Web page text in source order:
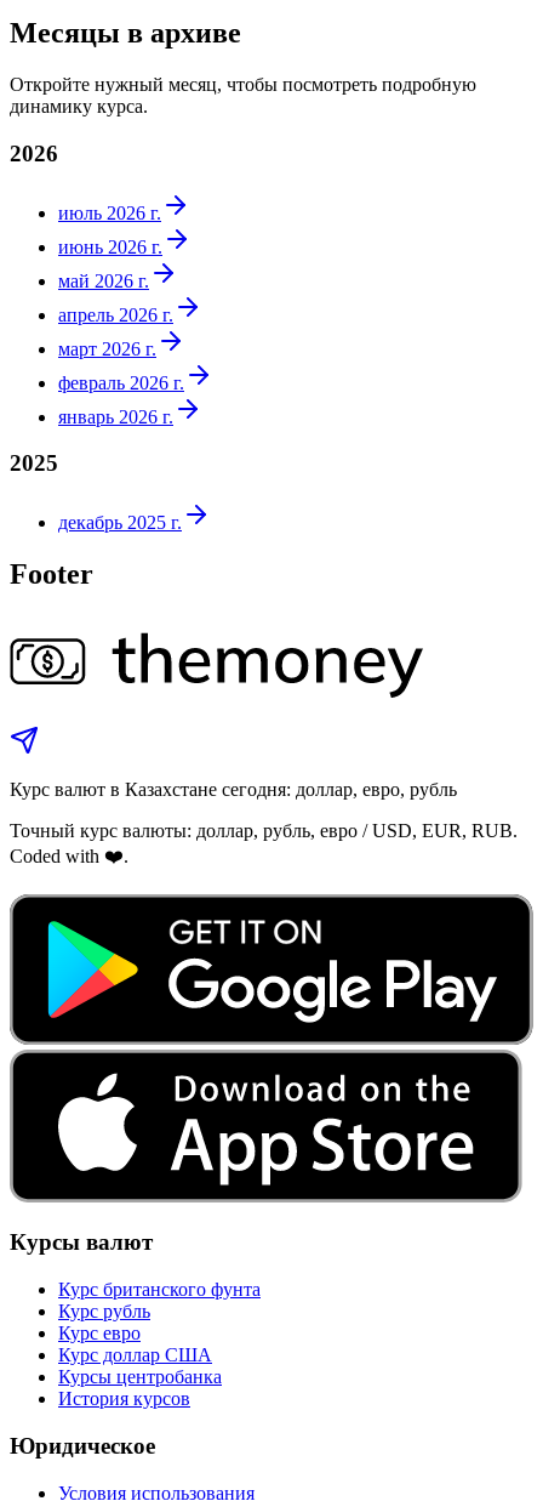
Месяцы в архиве
Откройте нужный месяц, чтобы посмотреть подробную
динамику курса.
2026
июль 2026 г.
июнь 2026 г.
май 2026 г.
апрель 2026 г.
март 2026 г.
февраль 2026 г.
январь 2026 г.
2025
декабрь 2025 г.
Footer
Курс валют в Казахстане сегодня: доллар, евро, рубль
Точный курс валюты: доллар, рубль, евро / USD, EUR, RUB.
Coded with ❤️.
Курсы валют
Курс британского фунта
Курс рубль
Курс евро
Курс доллар США
Курсы центробанка
История курсов
Юридическое
Условия использования